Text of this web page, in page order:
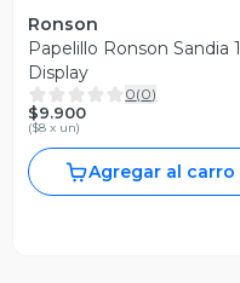
Ronson
Papelillo Ronson Sandia 1
Display
0(0)
$9.900
($8 x un)
Agregar al carro